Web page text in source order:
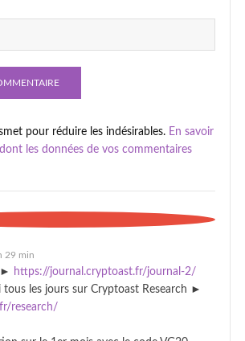
pour réduire les indésirables. En savoir
les données de vos commentaires
29 min
https://journal.cryptoast.fr/journal-2/
tous les jours sur Cryptoast Research ►
research/